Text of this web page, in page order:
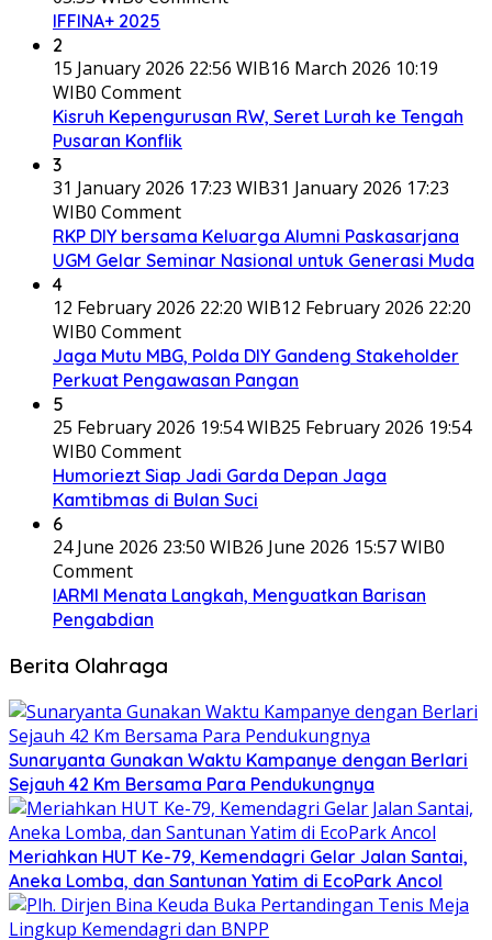
IFFINA+ 2025
2
15 January 2026 22:56 WIB16 March 2026 10:19
WIB0 Comment
Kisruh Kepengurusan RW, Seret Lurah ke Tengah
Pusaran Konflik
3
31 January 2026 17:23 WIB31 January 2026 17:23
WIB0 Comment
RKP DIY bersama Keluarga Alumni Paskasarjana
UGM Gelar Seminar Nasional untuk Generasi Muda
4
12 February 2026 22:20 WIB12 February 2026 22:20
WIB0 Comment
Jaga Mutu MBG, Polda DIY Gandeng Stakeholder
Perkuat Pengawasan Pangan
5
25 February 2026 19:54 WIB25 February 2026 19:54
WIB0 Comment
Humoriezt Siap Jadi Garda Depan Jaga
Kamtibmas di Bulan Suci
6
24 June 2026 23:50 WIB26 June 2026 15:57 WIB0
Comment
IARMI Menata Langkah, Menguatkan Barisan
Pengabdian
Berita Olahraga
Sunaryanta Gunakan Waktu Kampanye dengan Berlari
Sejauh 42 Km Bersama Para Pendukungnya
Meriahkan HUT Ke-79, Kemendagri Gelar Jalan Santai,
Aneka Lomba, dan Santunan Yatim di EcoPark Ancol